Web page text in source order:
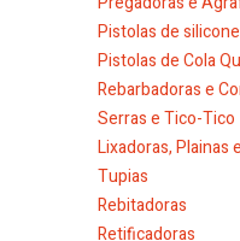
Pistolas de silicone
Pistolas de Cola
Rebarbadoras e
Serras e Tico-
Lixadoras, Plainas
Tupias
Rebitadoras
Retificadoras